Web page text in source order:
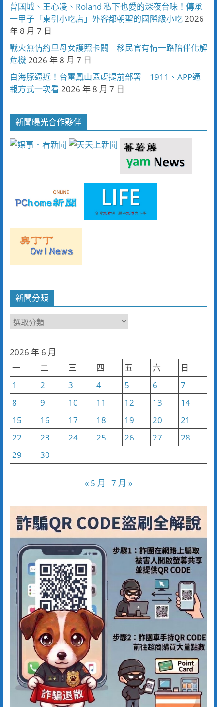
曾國城、王心凌、Roland 私下也愛的深夜台味！傳承
一甲子「東引小吃店」外客都朝聖的國際級小吃2026
年 8 月 7 日
戰火無情約旦母女護照卡關 移民官有情一路陪伴化解
危機2026 年 8 月 7 日
白海豚逼近！台電鳳山區處提前部署 1911、APP通
報方式一次看 2026 年 8 月 7 日
新聞曝光合作夥伴
新聞分類
新
類
2026 年 6 月
一
二 三 四 五 六
日
1
2 3 4 5 6
7
8
9 10 11 12 13
14
15
16 17 18 19 20
21
22
23 24 25 26 27
28
29
30
« 5 月 7 月 »